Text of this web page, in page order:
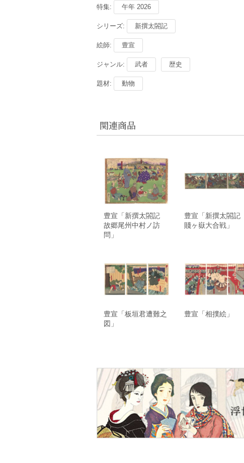
特集: 午年 2026
シリーズ: 新撰太閤記
絵師: 豊宣
ジャンル: 武者 歴史
題材: 動物
関連商品
豊宣「新撰太閤記
故郷尾州中村ノ訪
問」
豊宣「新撰太閤記
賤ヶ嶽大合戦」
豊宣「板垣君遭難之
図」
豊宣「相撲絵」